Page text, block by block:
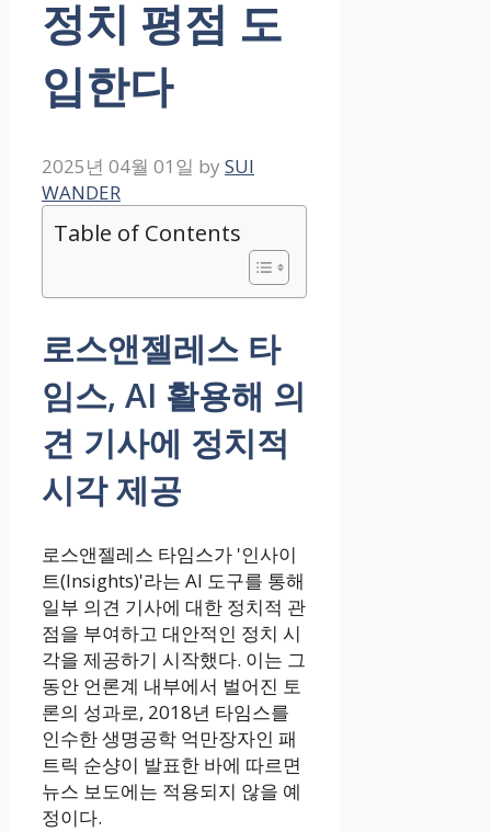
정치 평점 도
입한다
2025년 04월 01일 by SUI
WANDER
Table of Contents
로스앤젤레스 타
임스, AI 활용해 의
견 기사에 정치적
시각 제공
로스앤젤레스 타임스가 '인사이
트(Insights)'라는 AI 도구를 통해
일부 의견 기사에 대한 정치적 관
점을 부여하고 대안적인 정치 시
각을 제공하기 시작했다. 이는 그
동안 언론계 내부에서 벌어진 토
론의 성과로, 2018년 타임스를
인수한 생명공학 억만장자인 패
트릭 순샹이 발표한 바에 따르면
뉴스 보도에는 적용되지 않을 예
정이다.